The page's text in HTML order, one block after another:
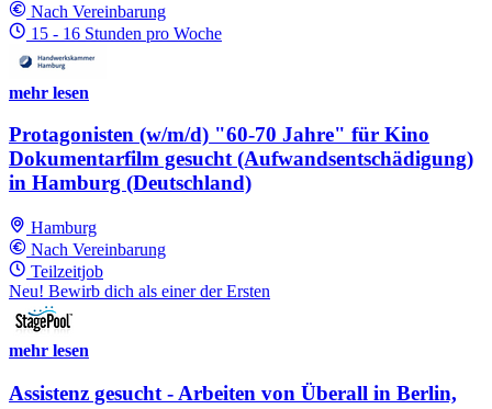
Nach Vereinbarung
15 - 16 Stunden pro Woche
mehr lesen
Protagonisten (w/m/d) "60-70 Jahre" für Kino
Dokumentarfilm gesucht (Aufwandsentschädigung)
in Hamburg (Deutschland)
Hamburg
Nach Vereinbarung
Teilzeitjob
Neu! Bewirb dich als einer der Ersten
mehr lesen
Assistenz gesucht - Arbeiten von Überall in Berlin,